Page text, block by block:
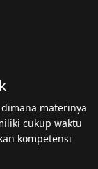
materinya
cukup waktu
kompetensi